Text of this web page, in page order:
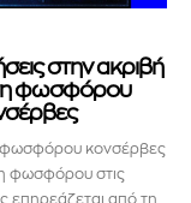
στην ακριβή
φωσφόρου
κονσέρβες
φωσφόρου στις
επηρεάζεται από τη